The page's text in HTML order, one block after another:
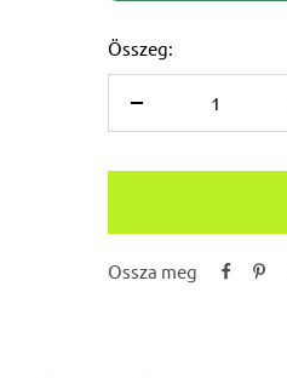
Összeg:
Csökkentse
Ossza meg